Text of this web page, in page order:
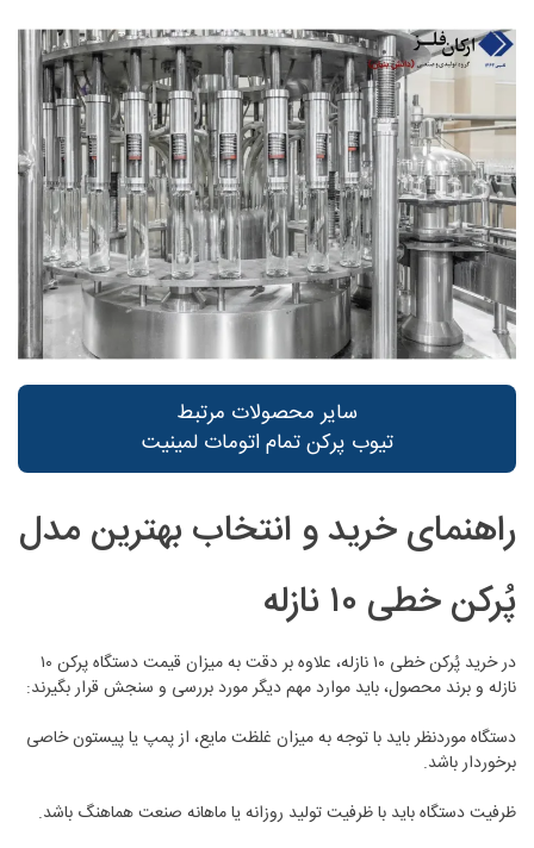
سایر محصولات مرتبط
تیوب پرکن تمام اتومات لمینیت
راهنمای خرید و انتخاب بهترین مدل
پُرکن خطی ۱۰ نازله
در خرید پُرکن خطی ۱۰ نازله، علاوه بر دقت به میزان قیمت دستگاه پرکن ۱۰
نازله و برند محصول، باید موارد مهم دیگر مورد بررسی و سنجش قرار بگیرند:
دستگاه موردنظر باید با توجه به میزان غلظت مایع، از پمپ یا پیستون خاصی
برخوردار باشد.
ظرفیت دستگاه باید با ظرفیت تولید روزانه یا ماهانه صنعت هماهنگ باشد.